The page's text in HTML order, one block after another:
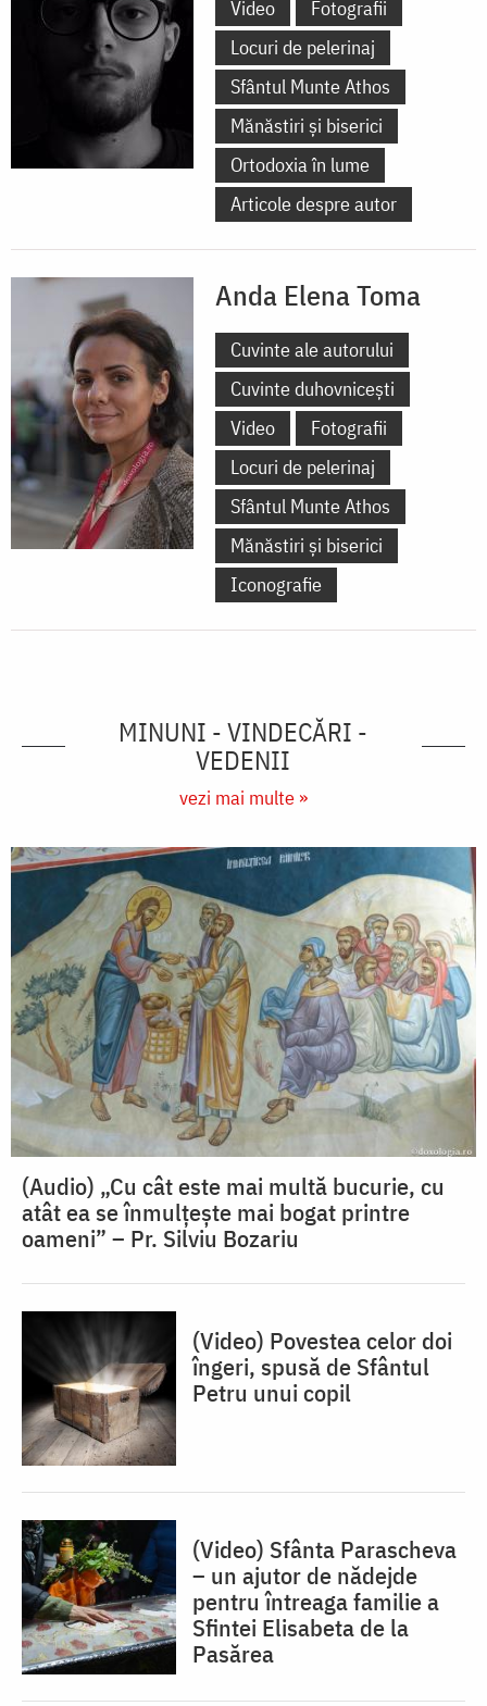
Video
Fotografii
Locuri de pelerinaj
Sfântul Munte Athos
Mănăstiri și biserici
Ortodoxia în lume
Articole despre autor
Anda Elena Toma
Cuvinte ale autorului
Cuvinte duhovnicești
Video
Fotografii
Locuri de pelerinaj
Sfântul Munte Athos
Mănăstiri și biserici
Iconografie
MINUNI - VINDECĂRI -
VEDENII
vezi mai multe »
(Audio) „Cu cât este mai multă bucurie, cu
atât ea se înmulțește mai bogat printre
oameni” – Pr. Silviu Bozariu
(Video) Povestea celor doi
îngeri, spusă de Sfântul
Petru unui copil
(Video) Sfânta Parascheva
– un ajutor de nădejde
pentru întreaga familie a
Sfintei Elisabeta de la
Pasărea